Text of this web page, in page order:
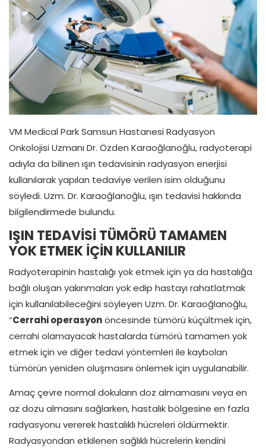
VM Medical Park Samsun Hastanesi Radyasyon
Onkolojisi Uzmanı Dr. Özden Karaoğlanoğlu, radyoterapi
adıyla da bilinen ışın tedavisinin radyasyon enerjisi
kullanılarak yapılan tedaviye verilen isim olduğunu
söyledi. Uzm. Dr. Karaoğlanoğlu, ışın tedavisi hakkında
bilgilendirmede bulundu.
IŞIN TEDAVİSİ TÜMÖRÜ TAMAMEN
YOK ETMEK İÇİN KULLANILIR
Radyoterapinin hastalığı yok etmek için ya da hastalığa
bağlı oluşan yakınmaları yok edip hastayı rahatlatmak
için kullanılabileceğini söyleyen Uzm. Dr. Karaoğlanoğlu,
“Cerrahi operasyonöncesinde tümörü küçültmek için,
cerrahi olamayacak hastalarda tümörü tamamen yok
etmek için ve diğer tedavi yöntemleri ile kaybolan
tümörün yeniden oluşmasını önlemek için uygulanabilir.
Amaç çevre normal dokuların doz almamasını veya en
az dozu almasını sağlarken, hastalık bölgesine en fazla
radyasyonu vererek hastalıklı hücreleri öldürmektir.
Radyasyondan etkilenen sağlıklı hücrelerin kendini